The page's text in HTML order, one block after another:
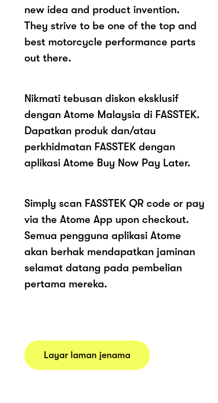
new idea and product invention.
They strive to be one of the top and
best motorcycle performance parts
out there.
Nikmati tebusan diskon eksklusif
dengan Atome Malaysia di FASSTEK.
Dapatkan produk dan/atau
perkhidmatan FASSTEK dengan
aplikasi Atome Buy Now Pay Later.
Simply scan FASSTEK QR code or pay
via the Atome App upon checkout.
Semua pengguna aplikasi Atome
akan berhak mendapatkan jaminan
selamat datang pada pembelian
pertama mereka.
Layar laman jenama